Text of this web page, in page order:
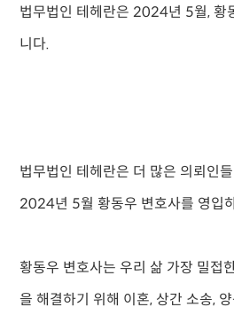
법무법인 테헤란은 2024년 5월, 황
니다.
법무법인 테헤란은 더 많은 의뢰인
2024년 5월 황동우 변호사를 영입
황동우 변호사는 우리 삶 가장 밀접
을 해결하기 위해 이혼, 상간 소송,